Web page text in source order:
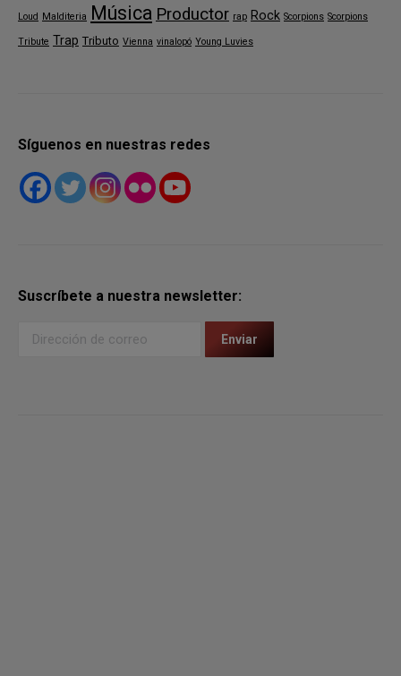
Loud Malditeria Música Productor rap Rock Scorpions Scorpions
Tribute Trap Tributo Vienna vinalopó Young Luvies
Síguenos en nuestras redes
Suscríbete a nuestra newsletter: